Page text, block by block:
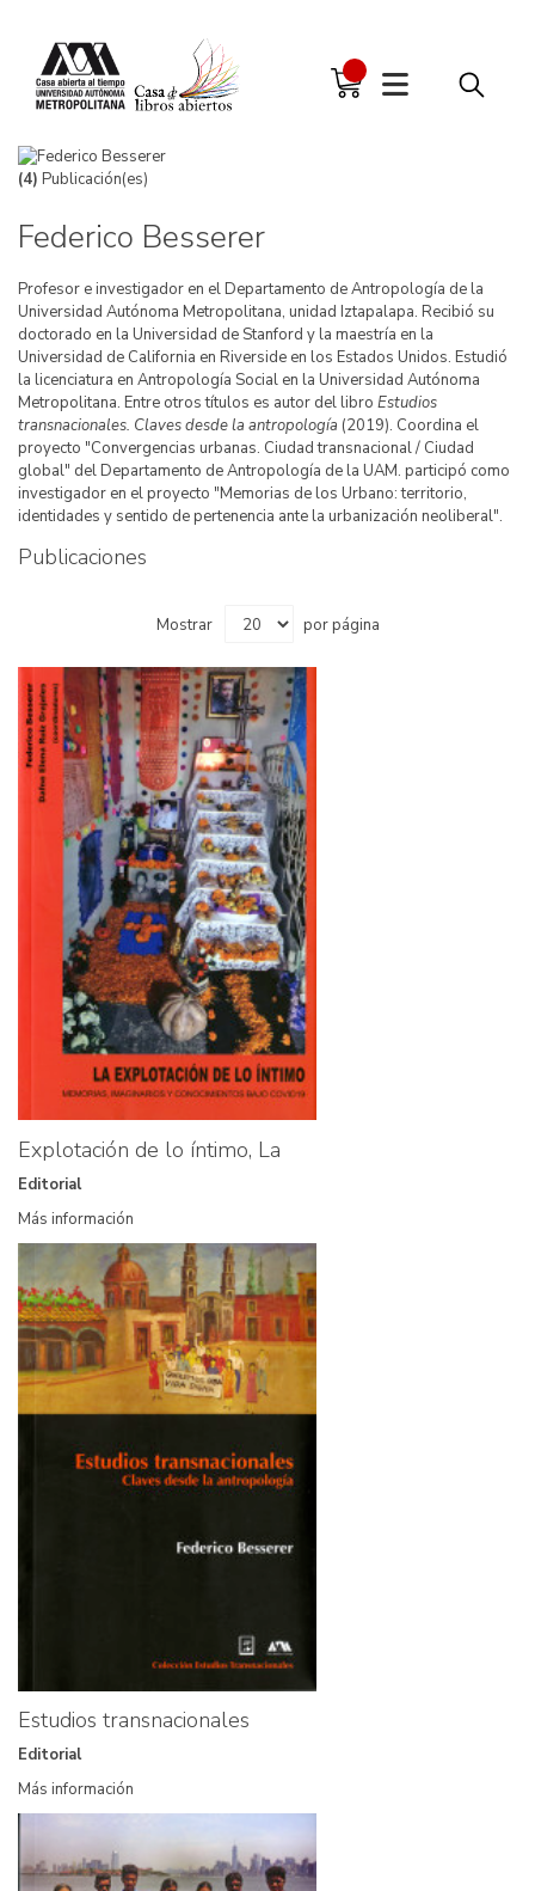
(4) Publicación(es)
Federico Besserer
Profesor e investigador en el Departamento de Antropología de la
Universidad Autónoma Metropolitana, unidad Iztapalapa. Recibió su
doctorado en la Universidad de Stanford y la maestría en la
Universidad de California en Riverside en los Estados Unidos. Estudió
la licenciatura en Antropología Social en la Universidad Autónoma
Metropolitana. Entre otros títulos es autor del libro Estudios
transnacionales. Claves desde la antropología (2019). Coordina el
proyecto "Convergencias urbanas. Ciudad transnacional / Ciudad
global" del Departamento de Antropología de la UAM. participó como
investigador en el proyecto "Memorias de los Urbano: territorio,
identidades y sentido de pertenencia ante la urbanización neoliberal".
Publicaciones
Mostrar por página
Explotación de lo íntimo, La
Editorial
Más información
Estudios transnacionales
Editorial
Más información